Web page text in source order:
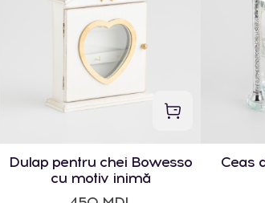
Dulap pentru chei Bowesso
cu motiv inimă
Ceas